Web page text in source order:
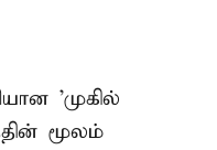
'முகில்
மூலம்